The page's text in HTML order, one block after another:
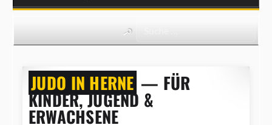
JUDO IN HERNE — FÜR
KINDER, JUGEND &
ERWACHSENE